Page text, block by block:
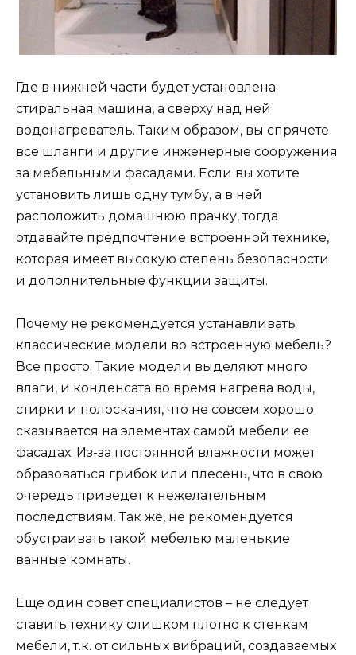
Где в нижней части будет установлена
стиральная машина, а сверху над ней
водонагреватель. Таким образом, вы спрячете
все шланги и другие инженерные сооружения
за мебельными фасадами. Если вы хотите
установить лишь одну тумбу, а в ней
расположить домашнюю прачку, тогда
отдавайте предпочтение встроенной технике,
которая имеет высокую степень безопасности
и дополнительные функции защиты.
Почему не рекомендуется устанавливать
классические модели во встроенную мебель?
Все просто. Такие модели выделяют много
влаги, и конденсата во время нагрева воды,
стирки и полоскания, что не совсем хорошо
сказывается на элементах самой мебели ее
фасадах. Из-за постоянной влажности может
образоваться грибок или плесень, что в свою
очередь приведет к нежелательным
последствиям. Так же, не рекомендуется
обустраивать такой мебелью маленькие
ванные комнаты.
Еще один совет специалистов – не следует
ставить технику слишком плотно к стенкам
мебели, т.к. от сильных вибраций, создаваемых